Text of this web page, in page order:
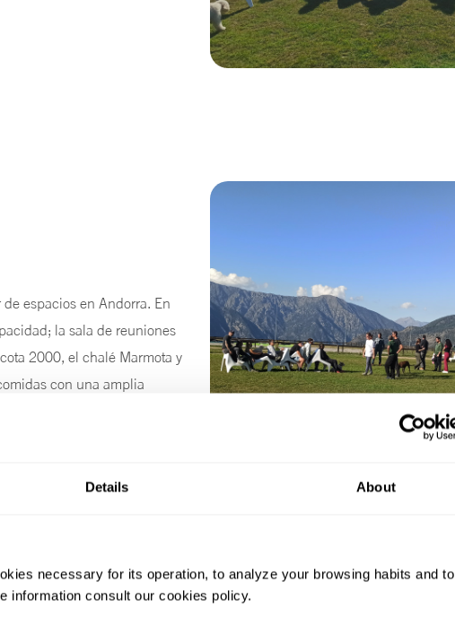
Details About
necessary for its operation, to analyze your browsing habits and to
information consult our cookies policy.
espacios en Andorra. En
la sala de reuniones
2000, el chalé Marmota y
con una amplia
coffebreak y de comidas de
con el departamento de
Salas de reunión